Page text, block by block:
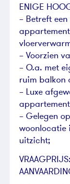
ENIGE
– Betreft
– Voorzien
– O.a. met
ruim balkon
– Luxe
– Gelegen
woonlocatie
uitzicht;